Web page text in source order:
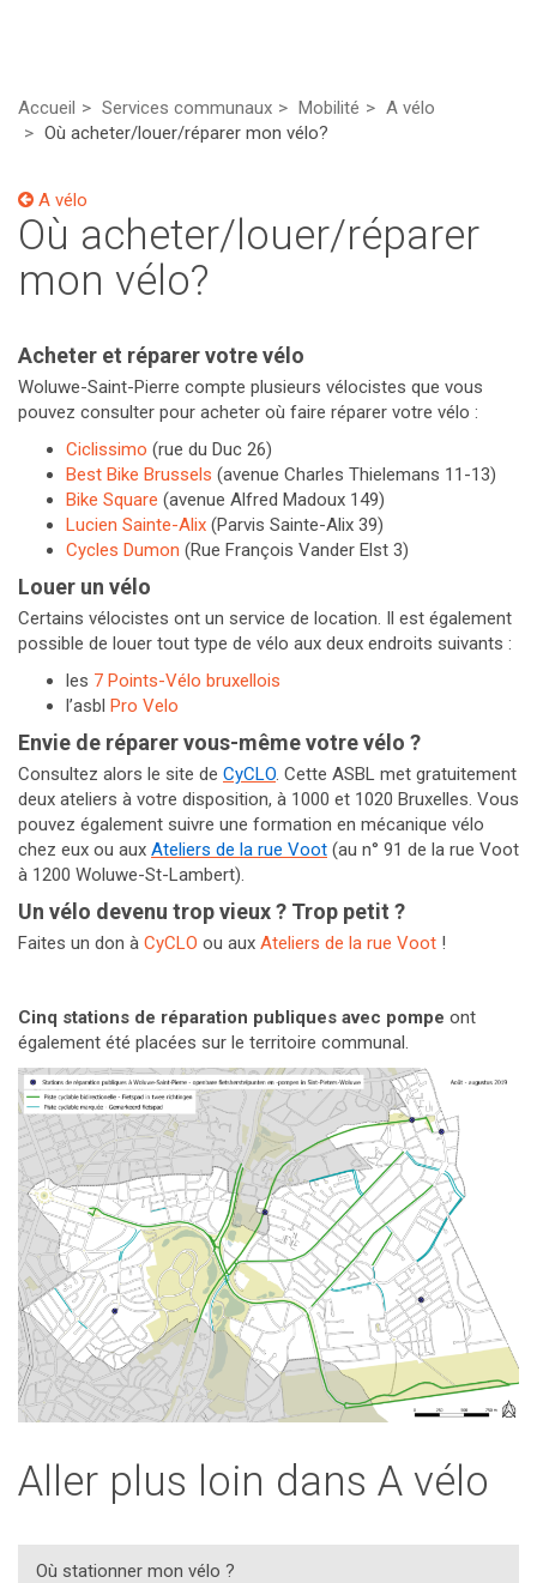
Accueil Services communaux Mobilité
A vélo
Où acheter/louer/réparer mon vélo?
A vélo
Où acheter/louer/réparer
mon vélo?
Acheter et réparer votre vélo
Woluwe-Saint-Pierre compte plusieurs vélocistes que vous
pouvez consulter pour acheter où faire réparer votre vélo :
Ciclissimo (rue du Duc 26)
Best Bike Brussels (avenue Charles Thielemans 11-13)
Bike Square (avenue Alfred Madoux 149)
Lucien Sainte-Alix (Parvis Sainte-Alix 39)
Cycles Dumon (Rue François Vander Elst 3)
Louer un vélo
Certains vélocistes ont un service de location. Il est également
possible de louer tout type de vélo aux deux endroits suivants :
les 7 Points-Vélo bruxellois
l’asbl Pro Velo
Envie de réparer vous-même votre vélo ?
Consultez alors le site de CyCLO. Cette ASBL met gratuitement
deux ateliers à votre disposition, à 1000 et 1020 Bruxelles. Vous
pouvez également suivre une formation en mécanique vélo
chez eux ou aux Ateliers de la rue Voot (au n° 91 de la rue Voot
à 1200 Woluwe-St-Lambert).
Un vélo devenu trop vieux ? Trop petit ?
Faites un don à CyCLO ou aux Ateliers de la rue Voot !
Cinq stations de réparation publiques avec pompe ont
également été placées sur le territoire communal.
Aller plus loin dans A vélo
Où stationner mon vélo ?